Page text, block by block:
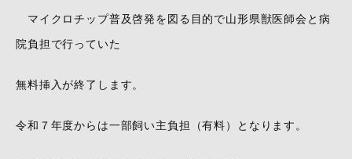
マイクロチップ普及啓発を図る目的で山形県獣医師会と病
院負担で行っていた
無料挿入が終了します。
令和７年度からは一部飼い主負担（有料）となります。